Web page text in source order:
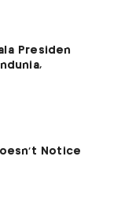
Presiden